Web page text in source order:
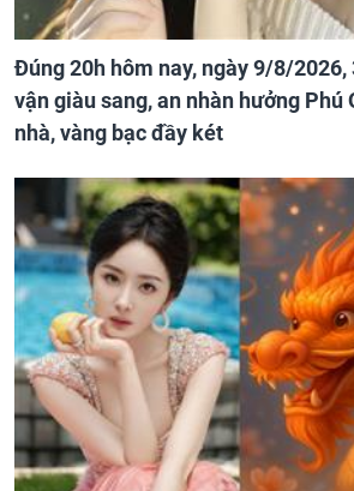
Đúng 20h hôm nay, ngày 9/8/2026,
vận giàu sang, an nhàn hưởng Phú
nhà, vàng bạc đầy két